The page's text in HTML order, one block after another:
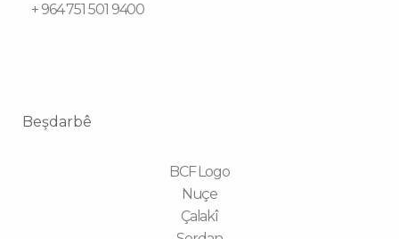
+ 964 751 501 9400
Beşdarbê
BCF Logo
Nuçe
Çalakî